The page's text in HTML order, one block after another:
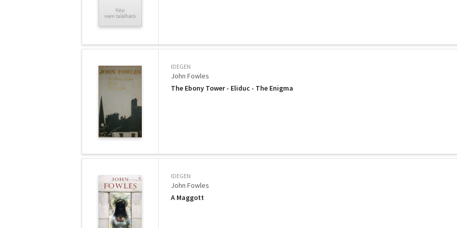
IDEGEN
John Fowles
The Ebony Tower - Eliduc - The Enigma
IDEGEN
John Fowles
A Maggott